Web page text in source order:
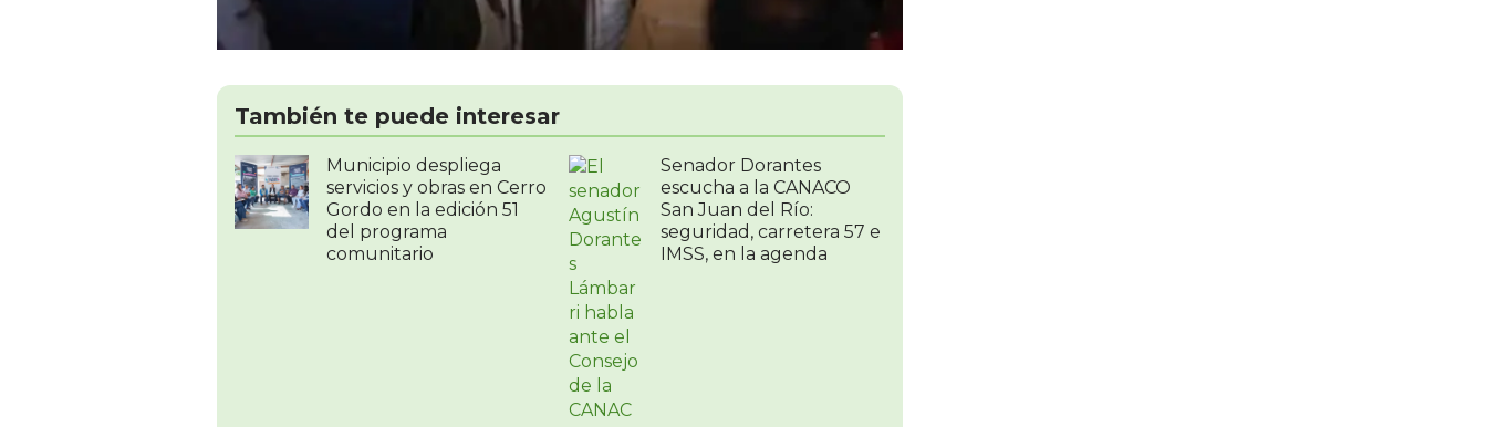
También te puede interesar
Municipio despliega
servicios y obras en Cerro
Gordo en la edición 51
del programa
comunitario
Senador Dorantes
escucha a la CANACO
San Juan del Río:
seguridad, carretera 57 e
IMSS, en la agenda